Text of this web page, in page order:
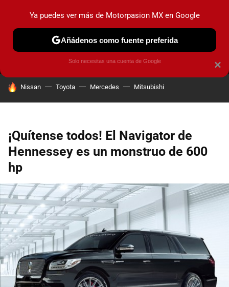
MENÚ NUEVO
INDUSTRIA HOY NO CIRCULA
HOY SE HABLA DE
Nissan Toyota Mercedes Mitsubishi
¡Quítense todos! El Navigator de
Hennessey es un monstruo de 600
hp
×
Ya puedes ver más de Motorpasion MX en Google
Añádenos como fuente preferida
Solo necesitas una cuenta de Google